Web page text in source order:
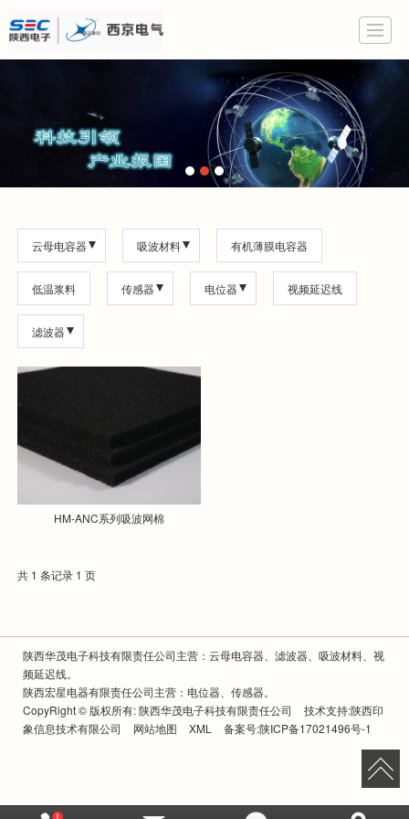
云母电容器 吸波材料 有机薄膜电容器
低温浆料 传感器 电位器 视频延迟线
滤波器
HM-ANC系列吸波网棉
共 1 条记录 1 页
陕西华茂电子科技有限责任公司主营：云母电容器、滤波器、吸波材料、视
频延迟线。
陕西宏星电器有限责任公司主营：电位器、传感器。
CopyRight © 版权所有:陕西华茂电子科技有限责任公司 技术支持:陕西印
象信息技术有限公司
网站地图 XML 备案号:陕ICP备17021496号-1